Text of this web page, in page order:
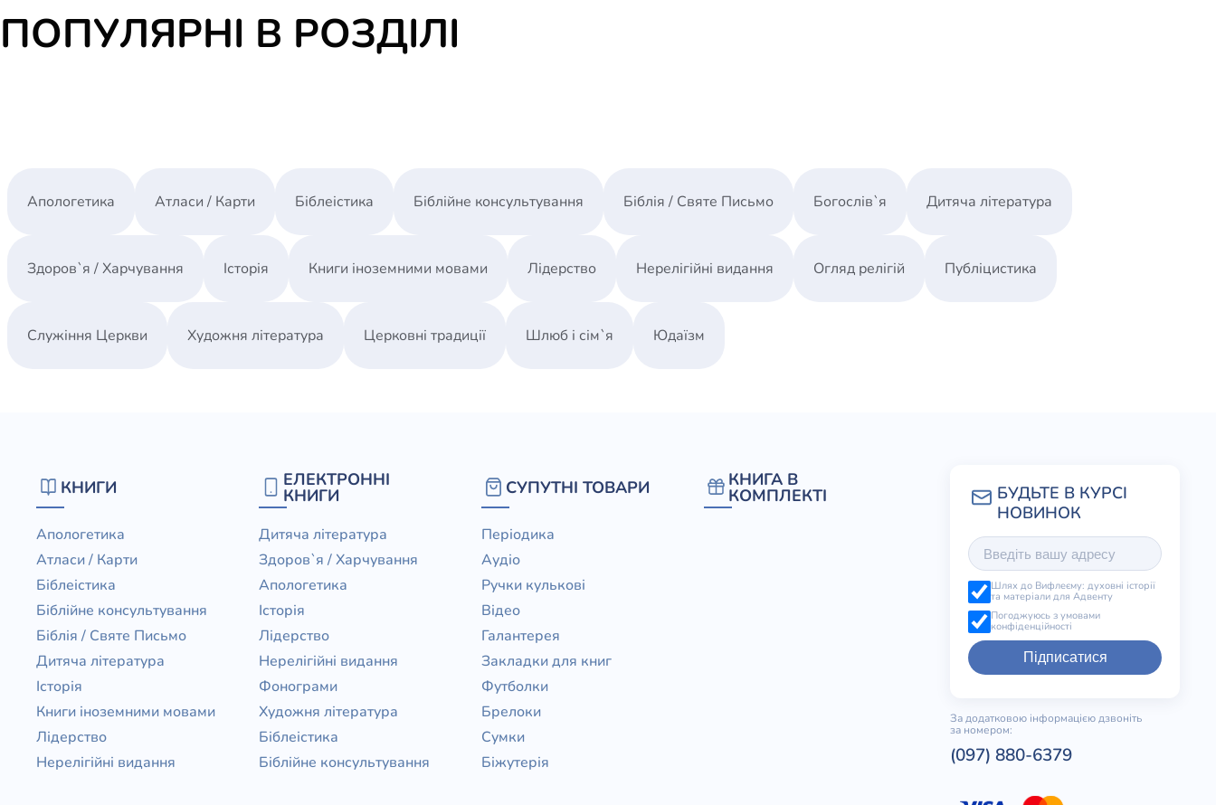
ПОПУЛЯРНІ В РОЗДІЛІ
Апологетика Атласи / Карти Біблеістика Біблійне консультування Біблія / Святе Письмо Богослів`я Дитяча література
Здоров`я / Харчування Історія Книги іноземними мовами Лідерство Нерелігійні видання Огляд релігій Публіцистика
Служіння Церкви Художня література Церковні традиції Шлюб і сім`я Юдаїзм
КНИГИ
Апологетика
Атласи / Карти
Біблеістика
Біблійне консультування
Біблія / Святе Письмо
Дитяча література
Історія
Книги іноземними мовами
Лідерство
Нерелігійні видання
ЕЛЕКТРОННІ
КНИГИ
Дитяча література
Здоров`я / Харчування
Апологетика
Історія
Лідерство
Нерелігійні видання
Фонограми
Художня література
Біблеістика
Біблійне консультування
СУПУТНІ ТОВАРИ
Періодика
Аудіо
Ручки кулькові
Відео
Галантерея
Закладки для книг
Футболки
Брелоки
Сумки
Біжутерія
КНИГА В
КОМПЛЕКТІ
Шлях до Вифлеєму: духовні історії
та матеріали для Адвенту
Погоджуюсь з умовами
конфіденційності
Підписатися
За додатковою інформацією дзвоніть
за номером:
(097) 880-6379